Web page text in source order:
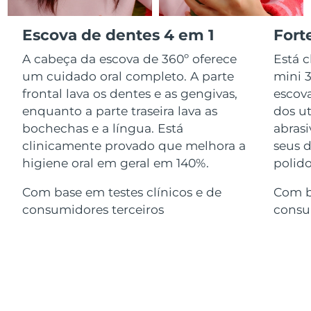
Escova de dentes 4 em 1
A cabeça da escova de 360º oferece
um cuidado oral completo. A parte
frontal lava os dentes e as gengivas,
enquanto a parte traseira lava as
bochechas e a língua. Está
clinicamente provado que melhora a
higiene oral em geral em 140%.
Com base em testes clínicos e de
consumidores terceiros
Está
mini
dos
seus
Com
Advanced pore care essentials
Serum
issa™ Teeth Whitening Gel
18% PAP
Cosméticos Homens
Comprar todos
SOBRE
Israel Entrega prevista ১৩/৮/২৬
Itália Entrega prevista ৯/৮/২৬
Japão Entrega prevista ১২/৮/২৬
Jersey ১৪/৮/২৬
Cazaquistão Entrega prevista ১১/৮/২৬
Kuwait Entrega prevista ৯/৮/২৬